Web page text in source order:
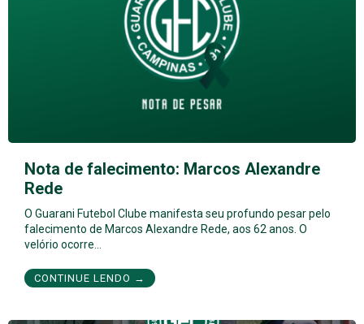
Nota de falecimento: Marcos Alexandre
Rede
O Guarani Futebol Clube manifesta seu profundo pesar pelo
falecimento de Marcos Alexandre Rede, aos 62 anos. O
velório ocorre…
CONTINUE LENDO →